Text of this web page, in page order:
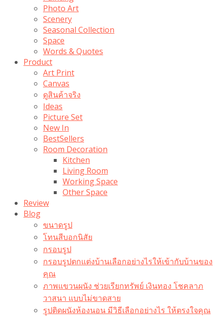
Photo Art
Scenery
Seasonal Collection
Space
Words & Quotes
Product
Art Print
Canvas
ดูสินค้าจริง
Ideas
Picture Set
New In
BestSellers
Room Decoration
Kitchen
Living Room
Working Space
Other Space
Review
Blog
ขนาดรูป
โทนสีบอกนิสัย
กรอบรูป
กรอบรูปตกแต่งบ้านเลือกอย่างไรให้เข้ากับบ้านของ
คุณ
ภาพแขวนผนัง ช่วยเรียกทรัพย์ เงินทอง โชคลาภ
วาสนา แบบไม่ขาดสาย
รูปติดผนังห้องนอน มีวิธีเลือกอย่างไร ให้ตรงใจคุณ